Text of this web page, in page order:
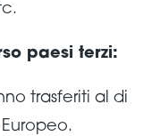
paesi terzi:
trasferiti al di